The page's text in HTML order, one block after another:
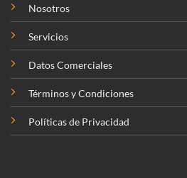
Nosotros
Servicios
Datos Comerciales
Términos y Condiciones
Políticas de Privacidad